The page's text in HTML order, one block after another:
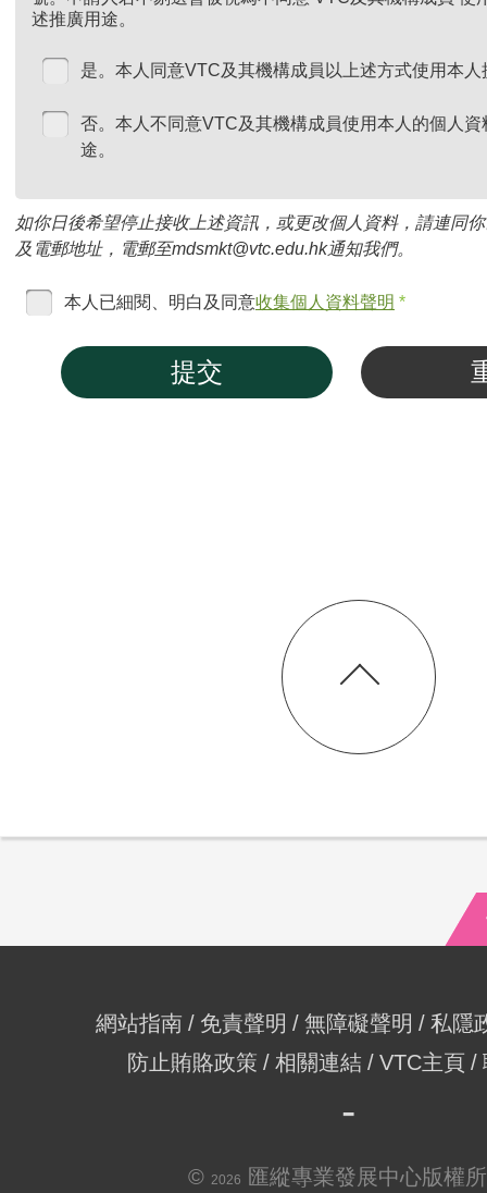
述推廣用途。
是。本人同意VTC及其機構成員以上述方式使用本
否。本人不同意VTC及其機構成員使用本人的個人
途。
如你日後希望停止接收上述資訊，或更改個人資料，請連同
及電郵地址，電郵至mdsmkt@vtc.edu.hk通知我們。
本人已細閱、明白及同意收集個人資料聲明 *
提交
網站指南 免責聲明 無障礙聲明
私隱
防止賄賂政策
相關連結 VTC主頁
© 2026
匯縱專業發展中心版權